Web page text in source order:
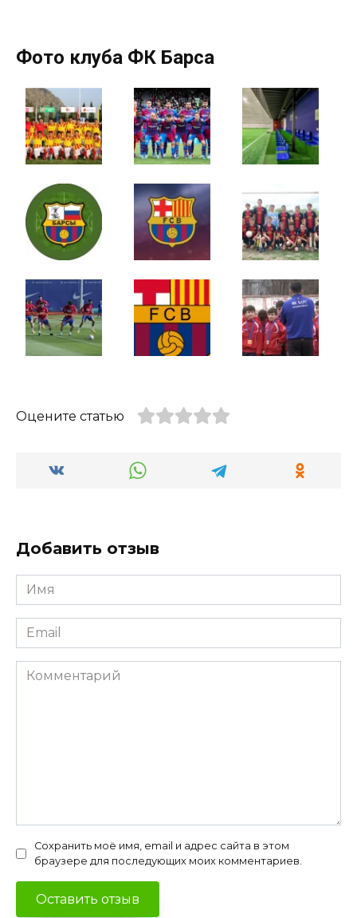
Фото клуба ФК Барса
Оцените статью
Добавить отзыв
Имя
*
Email
*
Комментарий
Сохранить моё имя, email и адрес сайта в этом
браузере для последующих моих комментариев.